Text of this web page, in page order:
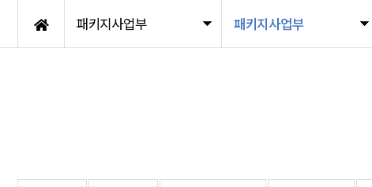
패키지사업부 패키지사업부